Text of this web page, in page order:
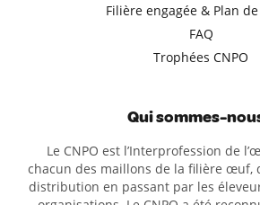
Filière engagée & Plan
FAQ
Trophées CNPO
Qui sommes-
Le CNPO est l’Interprofession de
chacun des maillons de la filière œuf,
distribution en passant par les